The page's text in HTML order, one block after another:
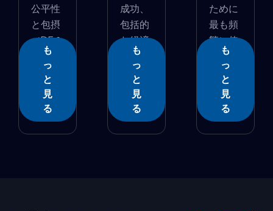
公平性
と包摂
（DE＆
I）戦...
も
っ
と
見
る
成功、
包括的
な経済
成�...
も
っ
と
見
る
ために
最も頻
繁に使
用さ...
も
っ
と
見
る